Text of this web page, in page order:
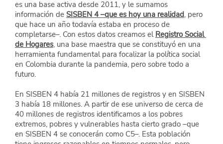
es una base activa desde 2011, y le sumamos
información de SISBEN 4 –que es hoy una realidad, pero
que hace un año todavía estaba en proceso de
completarse–. Con estos datos creamos el Registro Social
de Hogares, una base maestra que se constituyó en una
herramienta fundamental para focalizar la política social
en Colombia durante la pandemia, pero sobre todo a
futuro.
En SISBEN 4 había 21 millones de registros y en SISBEN
3 había 18 millones. A partir de ese universo de cerca de
40 millones de registros identificamos a los pobres
extremos, pobres y vulnerables hasta cierto grado –que
en SISBEN 4 se conocerán como C5–. Esta población